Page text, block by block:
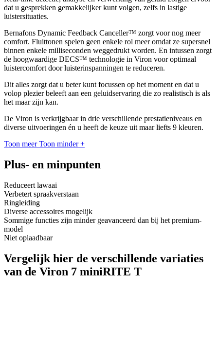
dat u gesprekken gemakkelijker kunt volgen, zelfs in lastige
luistersituaties.
Bernafons Dynamic Feedback Canceller™ zorgt voor nog meer
comfort. Fluittonen spelen geen enkele rol meer omdat ze supersnel
binnen enkele milliseconden weggedrukt worden. En intussen zorgt
de hoogwaardige DECS™ technologie in Viron voor optimaal
luistercomfort door luisterinspanningen te reduceren.
Dit alles zorgt dat u beter kunt focussen op het moment en dat u
volop plezier beleeft aan een geluidservaring die zo realistisch is als
het maar zijn kan.
De Viron is verkrijgbaar in drie verschillende prestatieniveaus en
diverse uitvoeringen én u heeft de keuze uit maar liefts 9 kleuren.
Toon meer Toon minder +
Plus- en minpunten
Reduceert lawaai
Verbetert spraakverstaan
Ringleiding
Diverse accessoires mogelijk
Sommige functies zijn minder geavanceerd dan bij het premium-
model
Niet oplaadbaar
Vergelijk hier de verschillende variaties
van de Viron 7 miniRITE T